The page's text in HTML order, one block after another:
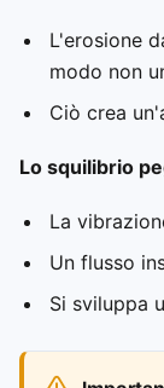
L'erosione
modo non
Ciò crea
Lo squilibrio
La
Un flusso
Si sviluppa